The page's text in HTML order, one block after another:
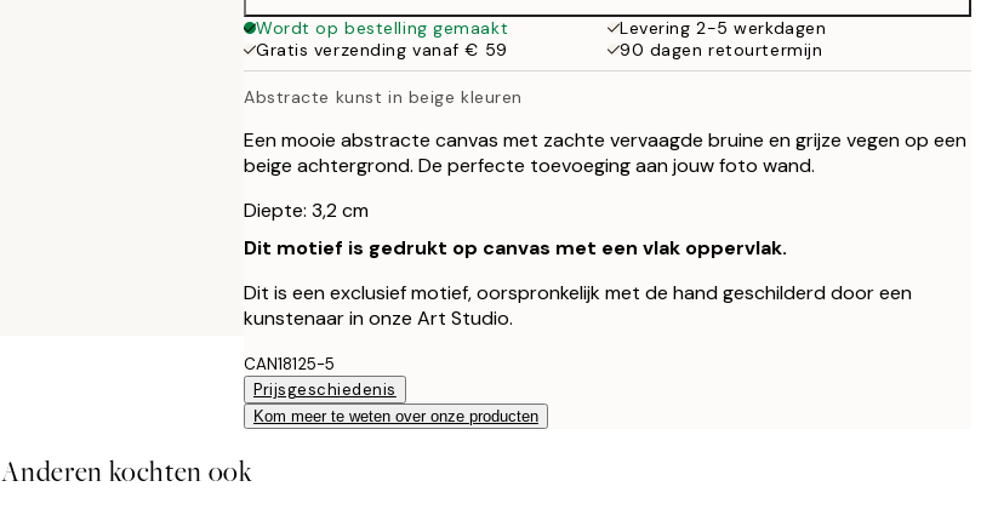
Wordt op bestelling gemaakt
Levering 2-5 werkdagen
Gratis verzending vanaf € 59
90 dagen retourtermijn
Abstracte kunst in beige kleuren
Een mooie abstracte canvas met zachte vervaagde bruine en grijze vegen op een
beige achtergrond. De perfecte toevoeging aan jouw foto wand.
Diepte: 3,2 cm
Dit motief is gedrukt op canvas met een vlak oppervlak.
Dit is een exclusief motief, oorspronkelijk met de hand geschilderd door een
kunstenaar in onze Art Studio.
CAN18125-5
Prijsgeschiedenis
Kom meer te weten over onze producten
Anderen kochten ook